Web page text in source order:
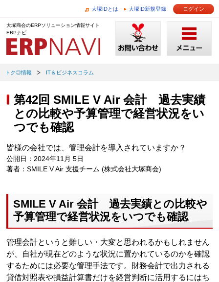
大塚IDとは 大塚ID新規登録 ログイン
大塚商会のERPソリューション情報サイト
ERPナビ
トク◎情報 IT＆ビジネスコラム
第42回 SMILE V Air 会計 過去実績
との比較や予算管理で経営状況をい
つでも確認
皆様の会社では、管理会計を導入されていますか？
公開日：2024年11月 5日
著者：SMILE V Air 支援チーム (株式会社大塚商会)
SMILE V Air 会計 過去実績との比較や
予算管理で経営状況をいつでも確認
管理会計というと難しい・大変と思われるかもしれません
が、自社が現在どのような状況に置かれているのかを確認
するためには必要な管理手法です。財務会計で出力される
貸借対照表や損益計算書だけを経営判断に活用するにはち